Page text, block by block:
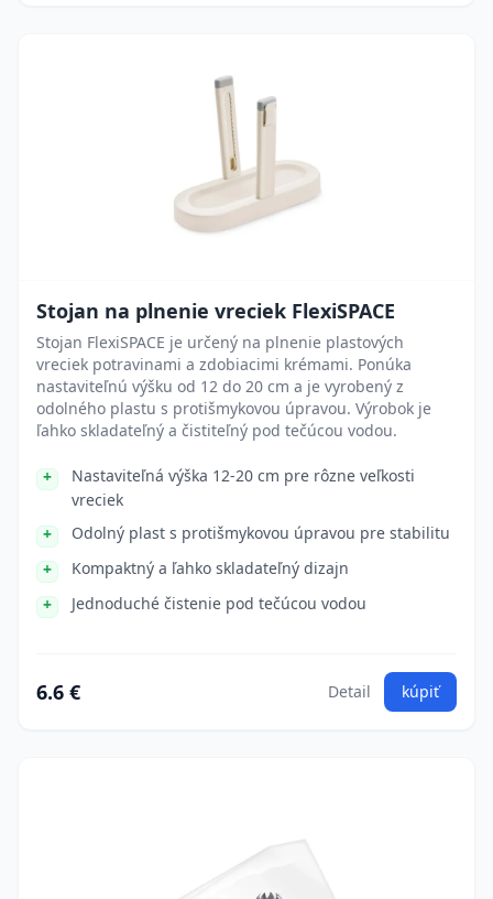
Stojan na plnenie vreciek FlexiSPACE
Stojan FlexiSPACE je určený na plnenie plastových
vreciek potravinami a zdobiacimi krémami. Ponúka
nastaviteľnú výšku od 12 do 20 cm a je vyrobený z
odolného plastu s protišmykovou úpravou. Výrobok je
ľahko skladateľný a čistiteľný pod tečúcou vodou.
Nastaviteľná výška 12-20 cm pre rôzne veľkosti
vreciek
Odolný plast s protišmykovou úpravou pre stabilitu
Kompaktný a ľahko skladateľný dizajn
Jednoduché čistenie pod tečúcou vodou
6.6 € Detail kúpiť